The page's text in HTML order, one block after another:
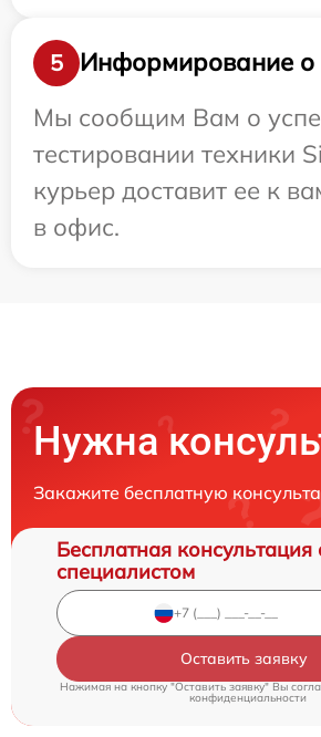
5
Информирование о
Мы сообщим Вам о
тестировании техники
курьер доставит ее к
в офис.
Нужна
Закажите бесплатную
Бесплатная консультация
специалистом
Оставить заявку
Нажимая на кнопку "Оставить заявку" Вы
конфиденциальности